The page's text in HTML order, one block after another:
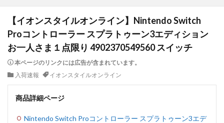
【イオンスタイルオンライン】Nintendo Switch
Proコントローラー スプラトゥーン3エディション
お一人さま１点限り 4902370549560 スイッチ
本ページのリンクには広告が含まれています。
入荷速報
イオンスタイルオンライン
商品詳細ページ
Nintendo Switch Proコントローラー スプラトゥーン3エデ